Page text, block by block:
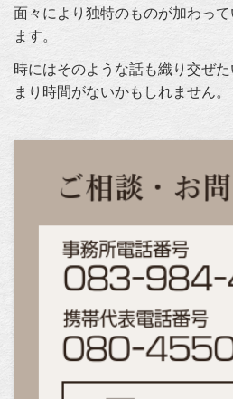
面々により独特のものが加わっ
ます。
時にはそのような話も織り交ぜ
まり時間がないかもしれません。